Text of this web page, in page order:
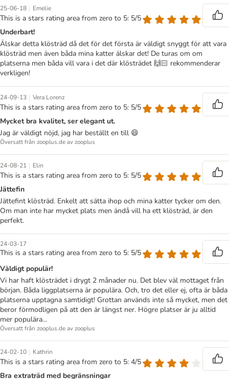
25-06-18 | Emelie
This is a stars rating area from zero to 5: 5/5
Underbart!
Älskar detta klösträd då det för det första är väldigt snyggt för att vara
klösträd men även båda mina katter älskar det! De turas om om
platserna men båda vill vara i det där klösträdet 🙌🏻 rekommenderar
verkligen!
24-09-13 | Vera Lorenz
This is a stars rating area from zero to 5: 5/5
Mycket bra kvalitet, ser elegant ut.
Jag är väldigt nöjd, jag har beställt en till 😄
Översatt från zooplus.de av zooplus
24-08-21 | Elin
This is a stars rating area from zero to 5: 5/5
Jättefin
Jättefint klösträd. Enkelt att sätta ihop och mina katter tycker om den.
Om man inte har mycket plats men ändå vill ha ett klösträd, är den
perfekt.
24-03-17
This is a stars rating area from zero to 5: 5/5
Väldigt populär!
Vi har haft klösträdet i drygt 2 månader nu. Det blev väl mottaget från
början. Båda liggplatserna är populära. Och, tro det eller ej, ofta är båda
platserna upptagna samtidigt! Grottan används inte så mycket, men det
beror förmodligen på att den är längst ner. Högre platser är ju alltid
mer populära...
Översatt från zooplus.de av zooplus
24-02-10 | Kathrin
This is a stars rating area from zero to 5: 4/5
Bra extraträd med begränsningar